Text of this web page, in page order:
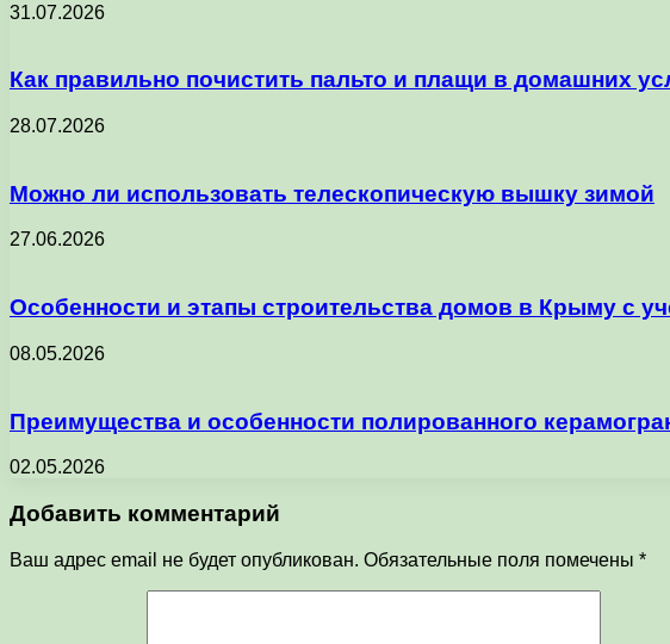
31.07.2026
Как правильно почистить пальто и плащи в домашних
28.07.2026
Можно ли использовать телескопическую вышку зимой
27.06.2026
Особенности и этапы строительства домов в Крыму с
08.05.2026
Преимущества и особенности полированного
02.05.2026
Добавить комментарий
Ваш адрес email не будет опубликован. Обязательные поля помечены *